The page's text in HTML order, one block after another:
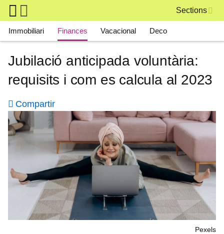
Skip to main content
Sections
Main navigation
Immobiliari Finances Vacacional Deco
Jubilació anticipada voluntària:
requisits i com es calcula al 2023
Compartir
Pexels